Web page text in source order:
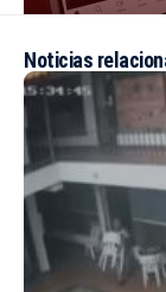
Noticias